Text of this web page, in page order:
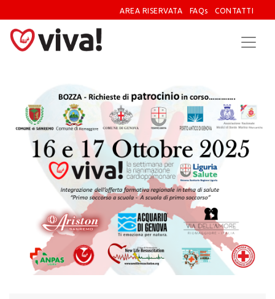
AREA RISERVATA FAQs CONTATTI